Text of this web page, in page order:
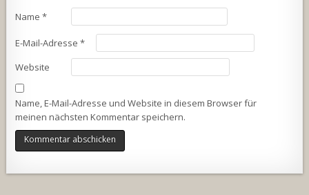
Name*
E-Mail-Adresse*
Website
Name, E-Mail-Adresse und Website in diesem Browser für
meinen nächsten Kommentar speichern.